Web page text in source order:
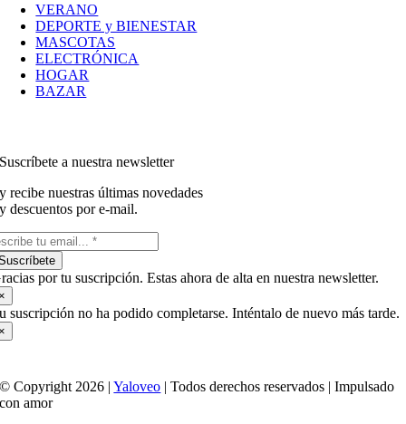
VERANO
DEPORTE y BIENESTAR
MASCOTAS
ELECTRÓNICA
HOGAR
BAZAR
Suscríbete a nuestra newsletter
y recibe nuestras últimas novedades
y descuentos por e-mail.
por tu suscripción. Estas ahora de alta en nuestra newsletter.
suscripción no ha podido completarse. Inténtalo de nuevo más tarde.
© Copyright 2026 |Yaloveo | Todos derechos reservados | Impulsado
con amor